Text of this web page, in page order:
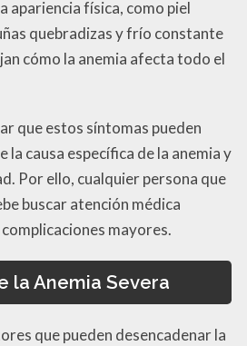
apariencia física, como piel
quebradizas y frío constante
cómo la anemia afecta todo el
que estos síntomas pueden
causa específica de la anemia y
Por ello, cualquier persona que
buscar atención médica
mayores.
la Anemia Severa
que pueden desencadenar la